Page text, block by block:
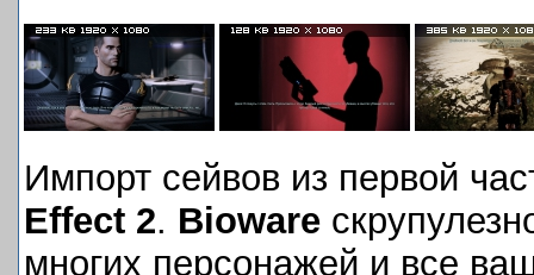
Импорт сейвов из первой
Effect 2. Bioware
многих персонажей и все